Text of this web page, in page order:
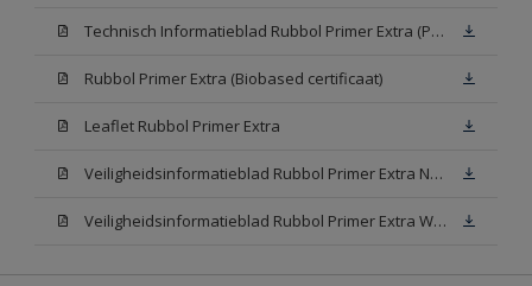
Technisch Informatieblad Rubbol Primer Extra (PDF)
Rubbol Primer Extra (Biobased certificaat)
Leaflet Rubbol Primer Extra
Veiligheidsinformatieblad Rubbol Primer Extra N00 (MSDS)
Veiligheidsinformatieblad Rubbol Primer Extra White W05 (MSDS)